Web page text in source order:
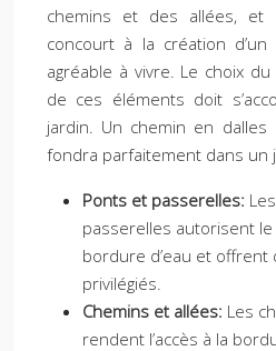
chemins et des allées, et
concourt à la création
agréable à vivre. Le choix
de ces éléments doit
jardin. Un chemin en
fondra parfaitement dans un
Ponts et passerelles:
passerelles autorisent
bordure d’eau et offrent
privilégiés.
Chemins et allées: Les
rendent l’accès à la